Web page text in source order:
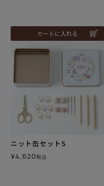
カートに入れる
ニット缶セットS
¥4,620税込